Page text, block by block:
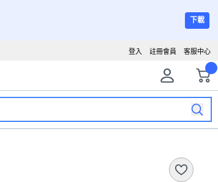
下載
客服中心
註冊會員
登入